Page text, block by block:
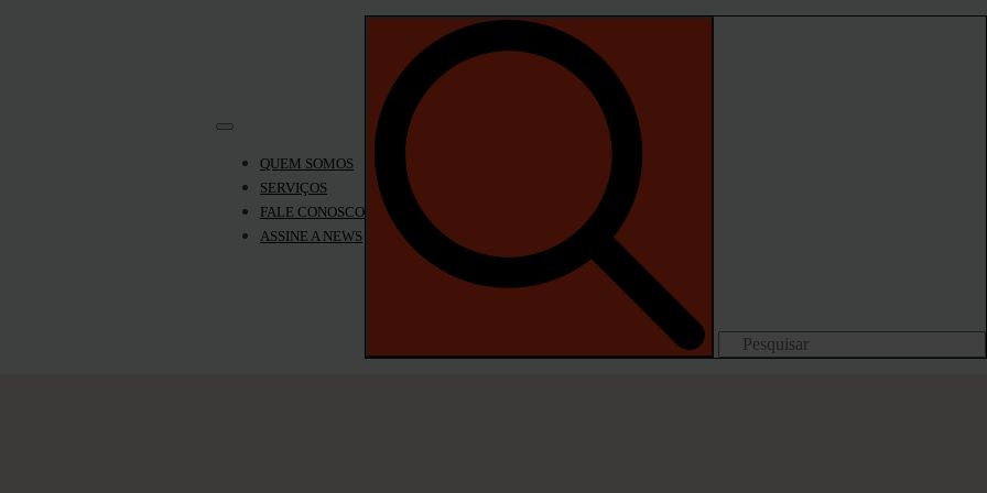
QUEM SOMOS
SERVIÇOS
FALE CONOSCO
ASSINE A NEWS